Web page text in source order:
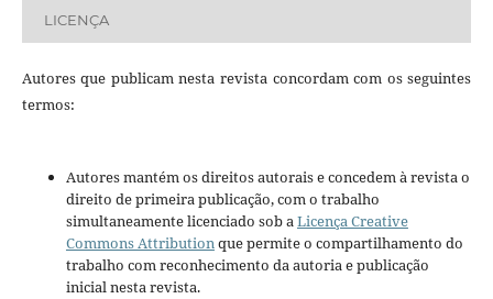
LICENÇA
Autores que publicam nesta revista concordam com os seguintes
termos:
Autores mantém os direitos autorais e concedem à revista o
direito de primeira publicação, com o trabalho
simultaneamente licenciado sob aLicença Creative
Commons Attributionque permite o compartilhamento do
trabalho com reconhecimento da autoria e publicação
inicial nesta revista.